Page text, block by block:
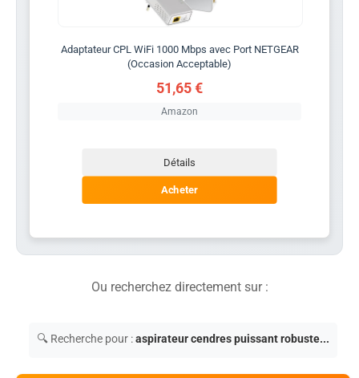
Adaptateur CPL WiFi 1000 Mbps avec Port NETGEAR
(Occasion Acceptable)
51,65 €
Amazon
Détails
Acheter
Ou recherchez directement sur :
🔍 Recherche pour :aspirateur cendres puissant robuste...